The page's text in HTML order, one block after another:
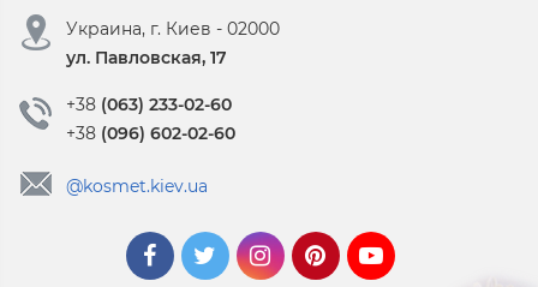
Украина, г. Киев - 02000
ул. Павловская, 17
+38 (063) 233-02-60
+38 (096) 602-02-60
@kosmet.kiev.ua